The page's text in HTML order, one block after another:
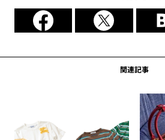
関連記事